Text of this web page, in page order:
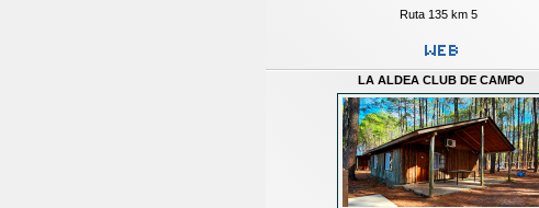
Ruta 135 km 5
LA ALDEA CLUB DE CAMPO